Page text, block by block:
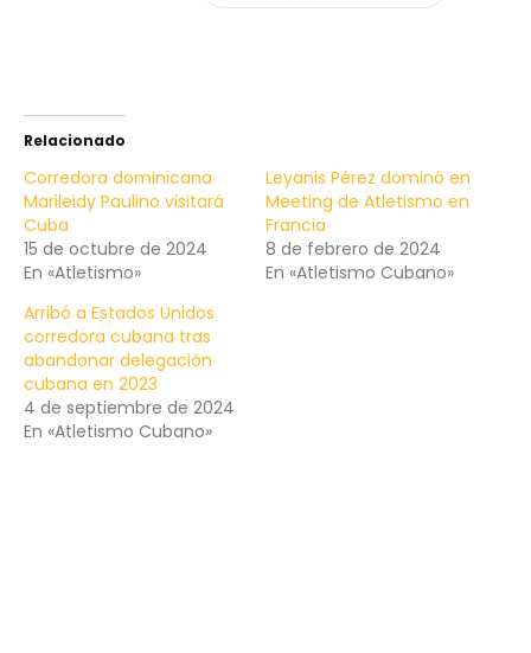
Relacionado
Corredora dominicana
Marileidy Paulino visitará
Cuba
15 de octubre de 2024
En «Atletismo»
Leyanis Pérez dominó en
Meeting de Atletismo en
Francia
8 de febrero de 2024
En «Atletismo Cubano»
Arribó a Estados Unidos
corredora cubana tras
abandonar delegación
cubana en 2023
4 de septiembre de 2024
En «Atletismo Cubano»